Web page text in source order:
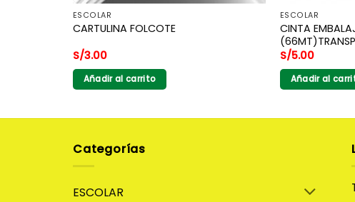
ESCOLAR
CARTULINA FOLCOTE
S/3.00
Añadir al carrito
ESCOLAR
CINTA
S/5.00
Añadir al
Categorías
ESCOLAR